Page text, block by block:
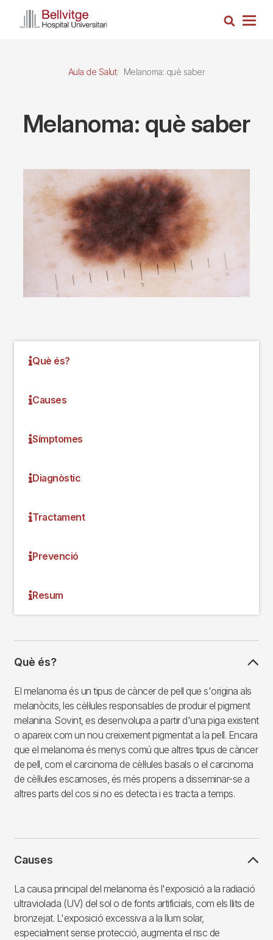
Cerca
Aula de Salut Melanoma: què saber
Melanoma: què saber
Imagen
Què és?
Causes
Símptomes
Diagnòstic
Tractament
Prevenció
Resum
Què és?
El melanoma és un tipus de càncer de pell que s'origina als
melanòcits, les cèl·lules responsables de produir el pigment
melanina. Sovint, es desenvolupa a partir d'una piga existent
o apareix com un nou creixement pigmentat a la pell. Encara
que el melanoma és menys comú que altres tipus de càncer
de pell, com el carcinoma de cèl·lules basals o el carcinoma
de cèl·lules escamoses, és més propens a disseminar-se a
altres parts del cos si no es detecta i es tracta a temps.
Causes
La causa principal del melanoma és l'exposició a la radiació
ultraviolada (UV) del sol o de fonts artificials, com els llits de
bronzejat. L'exposició excessiva a la llum solar,
especialment sense protecció, augmenta el risc de